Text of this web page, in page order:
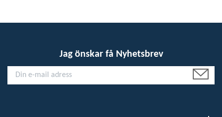
Jag önskar få Nyhetsbrev